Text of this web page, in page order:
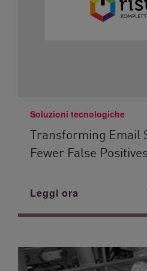
Soluzioni tecnologiche
Transforming Email
Fewer False
Leggi ora